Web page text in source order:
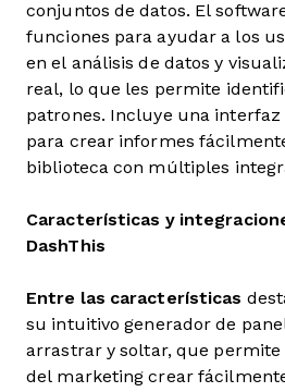
conjuntos de datos. El
funciones para ayudar a los
en el análisis de datos y
real, lo que les permite
patrones. Incluye una
para crear informes
biblioteca con múltiples
Características y
DashThis
Entre las características
su intuitivo generador de
arrastrar y soltar, que permite
del marketing crear